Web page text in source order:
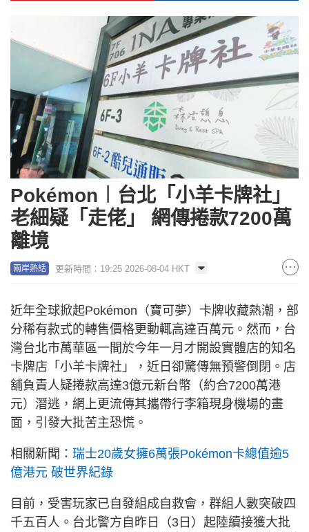
Pokémon︱台北「小羊卡牌社」
老細疑「走佬」 網傳捲款7200萬
離境
兩岸熱話 更新時間：19:25 2026-08-04 HKT
近年全球掀起Pokémon（寶可夢）卡牌收藏熱潮，部
分稀有款式的轉售價格更動輒高達百萬元。然而，台
灣台北市萬華區一間於今年一月才開設實體店的知名
卡牌店「小羊卡牌社」，近日卻驚傳無預警倒閉。店
舖負責人疑捲款高達3億元新台幣（約合7200萬港
元）潛逃，網上更流傳其攜帶行李箱現身機場的畫
面，引發大批苦主恐慌。
相關新聞： 瑞士20歲女擁6萬張Pokémon卡總值逾5
億港元 破世界紀錄
目前，受害玩家已自發組成自救會，群組人數突破四
千五百人。台北警方自昨日（3日）起陸續接獲大批